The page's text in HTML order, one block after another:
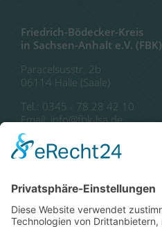
Friedrich-Bödecker-Kreis
in Sachsen-Anhalt e.V. (FBK)
Paracelsusstr. 2b
06114 Halle (Saale)
Tel.: 0345 - 78 28 42 10
Email: info@fbk-lsa.de
Autor*innen
Publikationen